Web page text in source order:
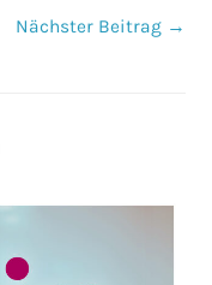
Nächster Beitrag →